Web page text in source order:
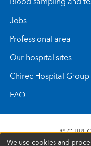
Jobs
Professional area
Our hospital sites
Chirec Hospital Group
FAQ
©
We use cookies and